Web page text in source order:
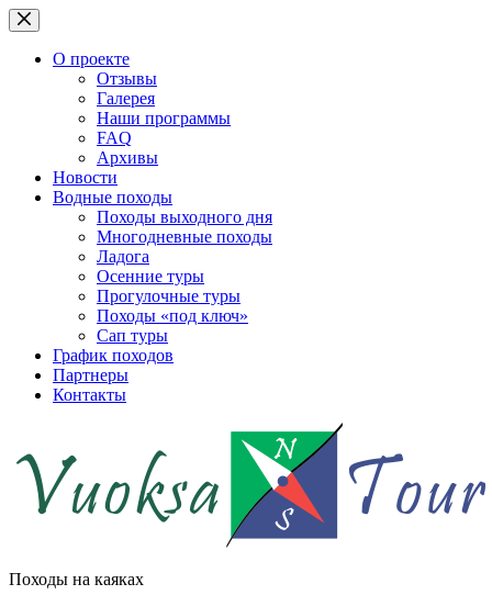
Перейти
к
сути
О проекте
Отзывы
Галерея
Наши программы
FAQ
Архивы
Новости
Водные походы
Походы выходного дня
Многодневные походы
Ладога
Осенние туры
Прогулочные туры
Походы «под ключ»
Сап туры
График походов
Партнеры
Контакты
Походы на каяках